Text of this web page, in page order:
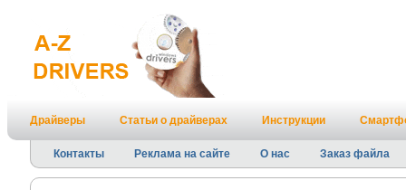
Драйверы Статьи о драйверах Инструкции
Контакты Реклама на сайте О нас Заказ файла